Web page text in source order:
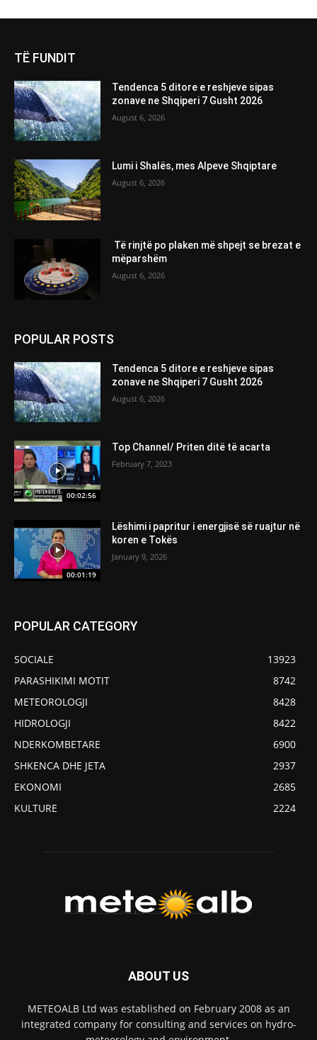
TË FUNDIT
Tendenca 5 ditore e reshjeve sipas
zonave ne Shqiperi 7 Gusht 2026
August 6, 2026
Lumi i Shalës, mes Alpeve Shqiptare
August 6, 2026
Të rinjtë po plaken më shpejt se brezat e
mëparshëm
August 6, 2026
POPULAR POSTS
Tendenca 5 ditore e reshjeve sipas
zonave ne Shqiperi 7 Gusht 2026
August 6, 2026
00:02:56
Top Channel/ Priten ditë të acarta
February 7, 2023
00:01:19
Lëshimi i papritur i energjisë së ruajtur në
koren e Tokës
January 9, 2026
POPULAR CATEGORY
SOCIALE
13923
PARASHIKIMI MOTIT
8742
METEOROLOGJI
8428
HIDROLOGJI
8422
NDERKOMBETARE
6900
SHKENCA DHE JETA
2937
EKONOMI
2685
KULTURE
2224
ABOUT US
METEOALB Ltd was established on February 2008 as an
integrated company for consulting and services on hydro-